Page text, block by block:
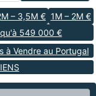
– 3,5M € 1M – 2M €
549 000 €
à Vendre au Portugal